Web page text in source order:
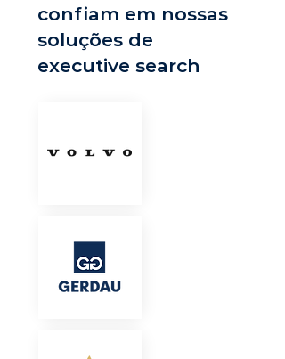
confiam em nossas
soluções de
executive search